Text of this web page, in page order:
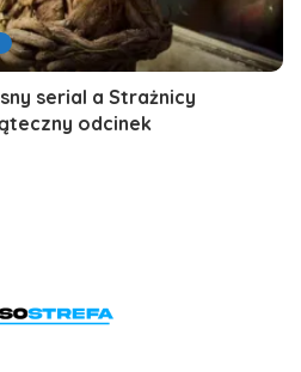
serial a Strażnicy
odcinek